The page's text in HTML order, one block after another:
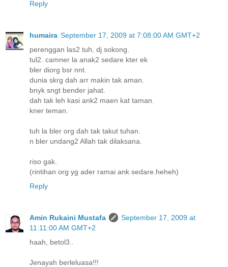
Reply
humaira September 17, 2009 at 7:08:00 AM GMT+2
perenggan las2 tuh, dj sokong.
tul2. camner la anak2 sedare kter ek
bler diorg bsr nnt.
dunia skrg dah arr makin tak aman.
bnyk sngt bender jahat.
dah tak leh kasi ank2 maen kat taman.
kner teman.
tuh la bler org dah tak takut tuhan.
n bler undang2 Allah tak dilaksana.
riso gak.
(rintihan org yg ader ramai ank sedare.heheh)
Reply
Amin Rukaini Mustafa
September 17, 2009 at
11:11:00 AM GMT+2
haah, betol3..
Jenayah berleluasa!!!